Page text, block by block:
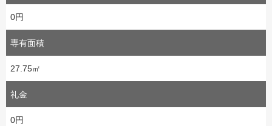
0円
専有面積
27.75㎡
礼金
0円